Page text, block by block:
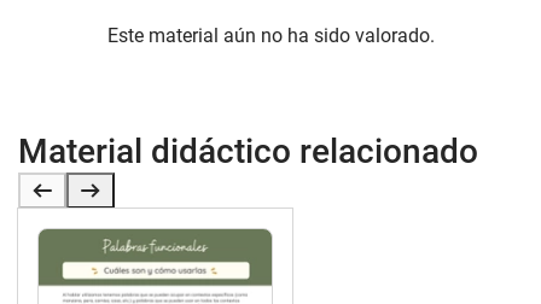
Este material aún no ha sido valorado.
Material didáctico relacionado